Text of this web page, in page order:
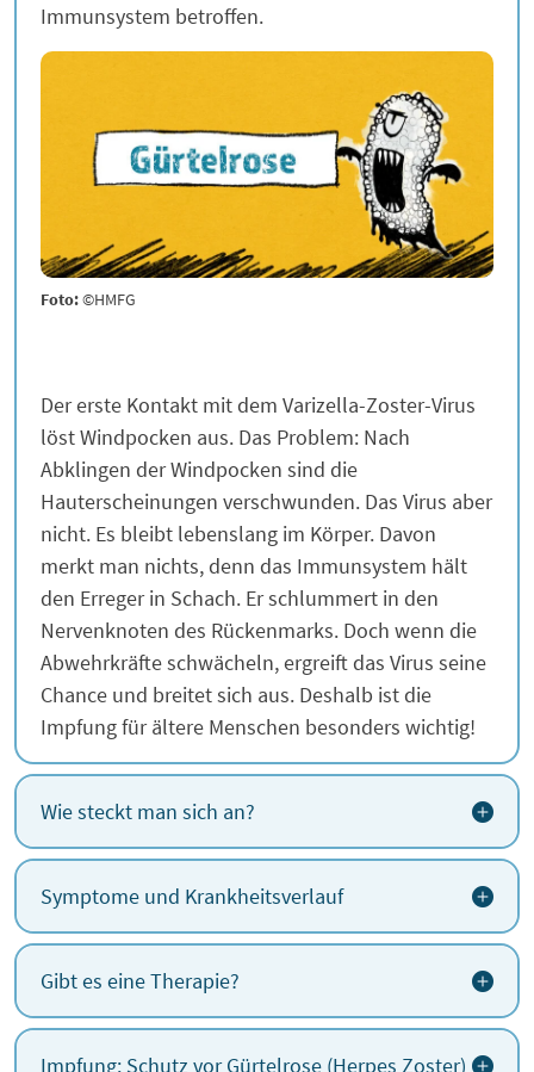
Immunsystem betroffen.
Foto:©HMFG
Der erste Kontakt mit dem Varizella-Zoster-Virus
löst Windpocken aus. Das Problem: Nach
Abklingen der Windpocken sind die
Hauterscheinungen verschwunden. Das Virus aber
nicht. Es bleibt lebenslang im Körper. Davon
merkt man nichts, denn das Immunsystem hält
den Erreger in Schach. Er schlummert in den
Nervenknoten des Rückenmarks. Doch wenn die
Abwehrkräfte schwächeln, ergreift das Virus seine
Chance und breitet sich aus. Deshalb ist die
Impfung für ältere Menschen besonders wichtig!
Wie steckt man sich an?
Symptome und Krankheitsverlauf
Gibt es eine Therapie?
Impfung: Schutz vor Gürtelrose (Herpes Zoster)